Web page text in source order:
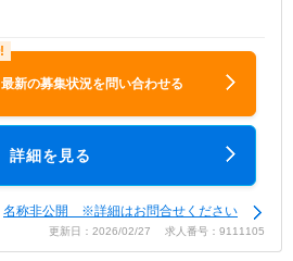
最新の募集状況を問い合わせる
詳細を見る
名称非公開 ※詳細はお問合せください
更新日：2026/02/27 求人番号：9111105